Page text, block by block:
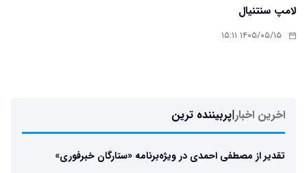
لامپ سنتنیال
۱۴۰۵/۰۵/۱۵ ۱۵:۱۱
اخرین اخبار|پربیننده ترین
تقدیر از مصطفی احمدی در ویژه‌برنامه «ستارگان خبرفوری»